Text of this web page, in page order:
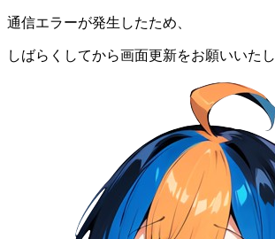
通信エラーが発生したため、
しばらくしてから画面更新をお願いいたし